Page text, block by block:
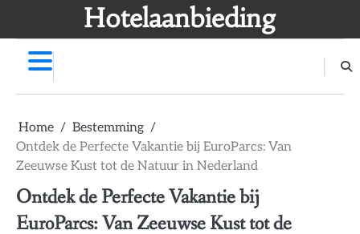
Hotelaanbieding
Home
Bestemming
Ontdek de Perfecte Vakantie bij EuroParcs: Van
Zeeuwse Kust tot de Natuur in Nederland
Ontdek de Perfecte Vakantie bij
EuroParcs: Van Zeeuwse Kust tot de